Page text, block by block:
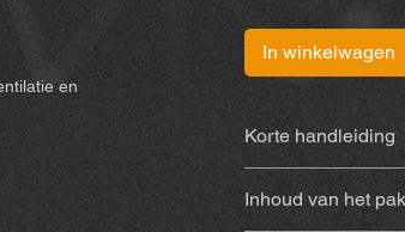
en
In winkelwagen
Korte handleiding
U vindt de
Inhoud van het